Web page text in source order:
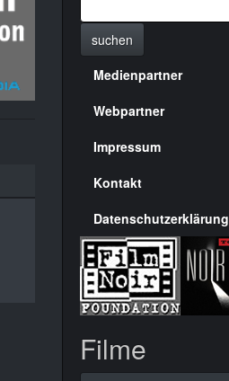
suchen
Menülinks
rechte
Seite
Medienpartner
Webpartner
Impressum
Kontakt
Datenschutzerklärung
Filme